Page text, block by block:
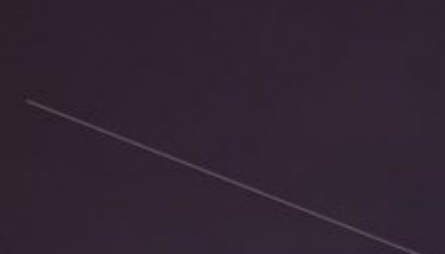
Ночные Чебоксары фотографии и
Салюты Чебоксары